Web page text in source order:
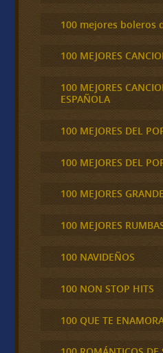
100 mejores boleros
100 MEJORES
100 MEJORES
ESPAÑOLA
100 MEJORES DEL
100 MEJORES DEL
100 MEJORES
100 MEJORES
100 NAVIDEÑOS
100 NON STOP HITS
100 QUE TE